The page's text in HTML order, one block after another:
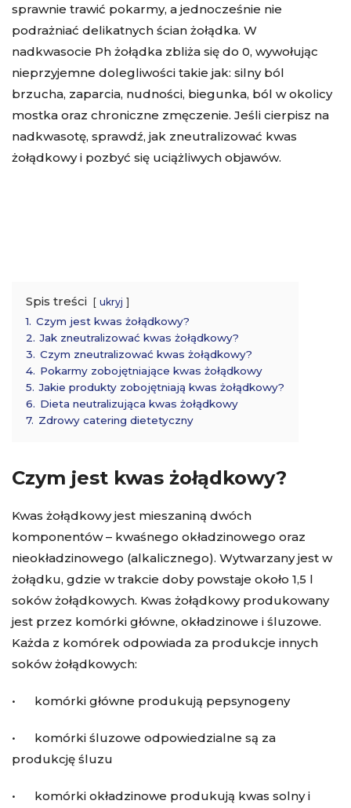
sprawnie trawić pokarmy, a jednocześnie nie
podrażniać delikatnych ścian żołądka. W
nadkwasocie Ph żołądka zbliża się do 0, wywołując
nieprzyjemne dolegliwości takie jak: silny ból
brzucha, zaparcia, nudności, biegunka, ból w okolicy
mostka oraz chroniczne zmęczenie. Jeśli cierpisz na
nadkwasotę, sprawdź, jak zneutralizować kwas
żołądkowy i pozbyć się uciążliwych objawów.
Spis treści ukryj
1. Czym jest kwas żołądkowy?
2. Jak zneutralizować kwas żołądkowy?
3. Czym zneutralizować kwas żołądkowy?
4. Pokarmy zobojętniające kwas żołądkowy
5. Jakie produkty zobojętniają kwas żołądkowy?
6. Dieta neutralizująca kwas żołądkowy
7. Zdrowy catering dietetyczny
Czym jest kwas żołądkowy?
Kwas żołądkowy jest mieszaniną dwóch
komponentów – kwaśnego okładzinowego oraz
nieokładzinowego (alkalicznego). Wytwarzany jest w
żołądku, gdzie w trakcie doby powstaje około 1,5 l
soków żołądkowych. Kwas żołądkowy produkowany
jest przez komórki główne, okładzinowe i śluzowe.
Każda z komórek odpowiada za produkcje innych
soków żołądkowych:
• komórki główne produkują pepsynogeny
• komórki śluzowe odpowiedzialne są za
produkcję śluzu
• komórki okładzinowe produkują kwas solny i